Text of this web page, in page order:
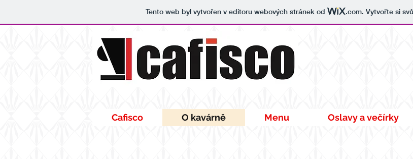
Tento web byl vytvořen v editoru webových stránek od .com. Vytvořte si
Cafisco O kavárně Menu Oslavy a večírky